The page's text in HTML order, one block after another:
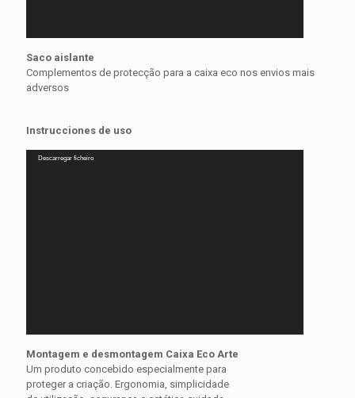
Saco aislante
Complementos de protecção para a caixa eco nos envios mais
adversos
Instrucciones de uso
Reprodutor
Descarregar ficheiro
Montagem e desmontagem Caixa Eco Arte
Um produto concebido especialmente para
proteger a criação. Ergonomia, simplicidade